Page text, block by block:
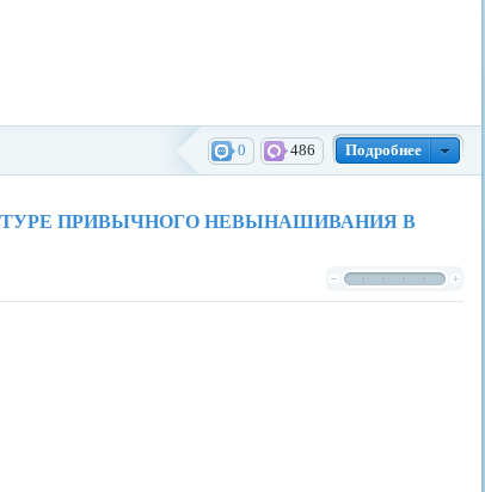
Подробнее
486
0
ПРИВЫЧНОГО НЕВЫНАШИВАНИЯ В